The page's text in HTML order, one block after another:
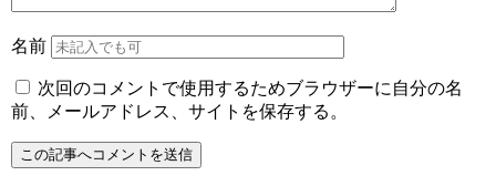
名前
次回のコメントで使用するためブラウザーに自分の名
前、メールアドレス、サイトを保存する。